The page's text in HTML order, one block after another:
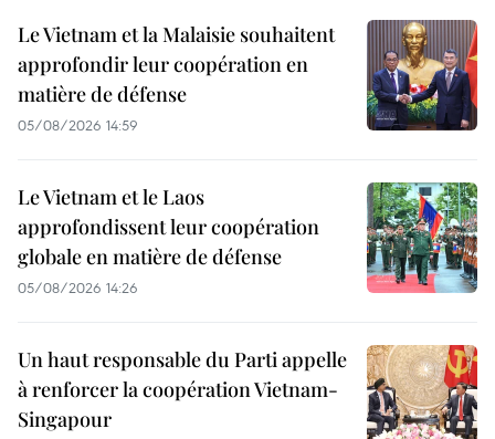
Le Vietnam et la Malaisie souhaitent
approfondir leur coopération en
matière de défense
05/08/2026 14:59
Le Vietnam et le Laos
approfondissent leur coopération
globale en matière de défense
05/08/2026 14:26
Un haut responsable du Parti appelle
à renforcer la coopération Vietnam-
Singapour